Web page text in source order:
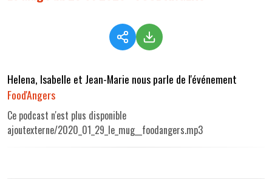
Helena, Isabelle et Jean-Marie nous parle de l'événement
Food'Angers
Ce podcast n'est plus disponible
ajoutexterne/2020_01_29_le_mug__foodangers.mp3